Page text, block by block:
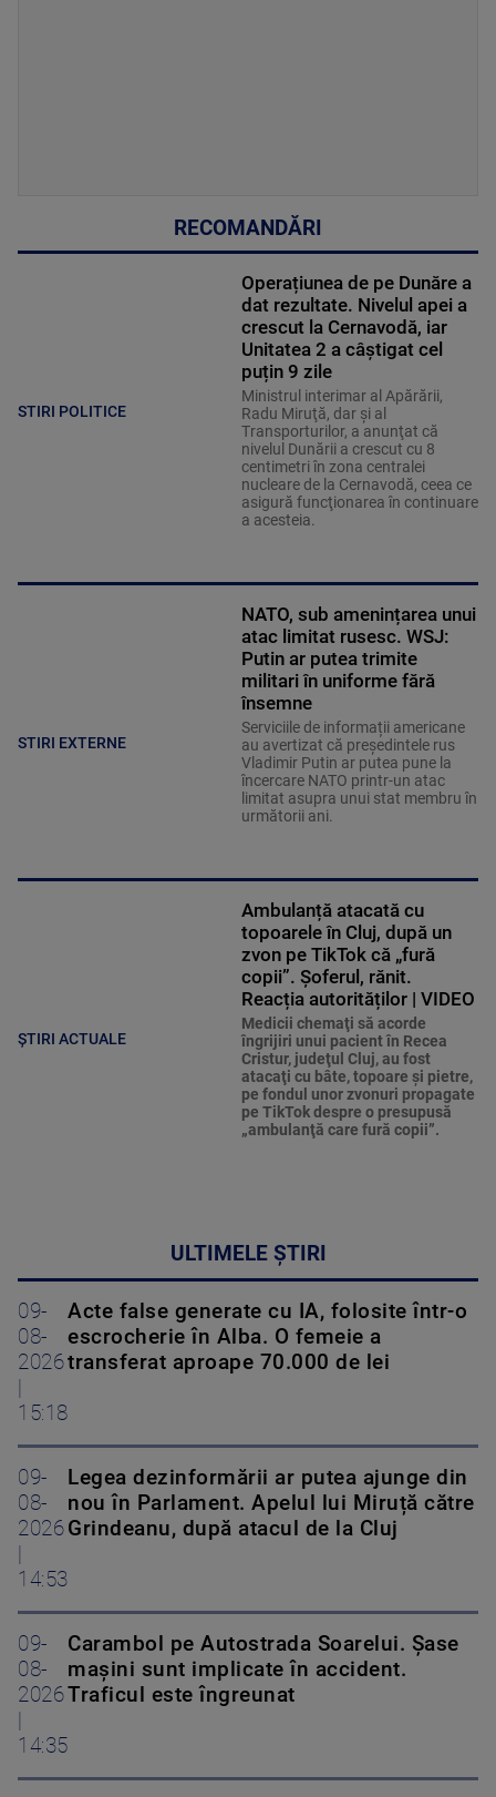
RECOMANDĂRI
STIRI POLITICE
Operațiunea de pe Dunăre a
dat rezultate. Nivelul apei a
crescut la Cernavodă, iar
Unitatea 2 a câștigat cel
puțin 9 zile
Ministrul interimar al Apărării,
Radu Miruţă, dar şi al
Transporturilor, a anunţat că
nivelul Dunării a crescut cu 8
centimetri în zona centralei
nucleare de la Cernavodă, ceea ce
asigură funcţionarea în continuare
a acesteia.
STIRI EXTERNE
NATO, sub amenințarea unui
atac limitat rusesc. WSJ:
Putin ar putea trimite
militari în uniforme fără
însemne
Serviciile de informații americane
au avertizat că președintele rus
Vladimir Putin ar putea pune la
încercare NATO printr-un atac
limitat asupra unui stat membru în
următorii ani.
ȘTIRI ACTUALE
Ambulanță atacată cu
topoarele în Cluj, după un
zvon pe TikTok că „fură
copii”. Șoferul, rănit.
Reacția autorităților | VIDEO
Medicii chemaţi să acorde
îngrijiri unui pacient în Recea
Cristur, judeţul Cluj, au fost
atacaţi cu bâte, topoare şi pietre,
pe fondul unor zvonuri propagate
pe TikTok despre o presupusă
„ambulanţă care fură copii”.
ULTIMELE ȘTIRI
09-
08-
2026
15:18
Acte false generate cu IA, folosite într-o
escrocherie în Alba. O femeie a
transferat aproape 70.000 de lei
09-
08-
2026
14:53
Legea dezinformării ar putea ajunge din
nou în Parlament. Apelul lui Miruță către
Grindeanu, după atacul de la Cluj
09-
08-
2026
14:35
Carambol pe Autostrada Soarelui. Șase
mașini sunt implicate în accident.
Traficul este îngreunat